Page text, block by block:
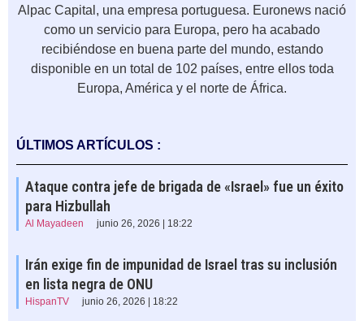
Alpac Capital, una empresa portuguesa. Euronews nació
como un servicio para Europa, pero ha acabado
recibiéndose en buena parte del mundo, estando
disponible en un total de 102 países, entre ellos toda
Europa, América y el norte de África.
ÚLTIMOS ARTÍCULOS :
Ataque contra jefe de brigada de «Israel» fue un éxito
para Hizbullah
Al Mayadeen junio 26, 2026 | 18:22
Irán exige fin de impunidad de Israel tras su inclusión
en lista negra de ONU
HispanTV junio 26, 2026 | 18:22